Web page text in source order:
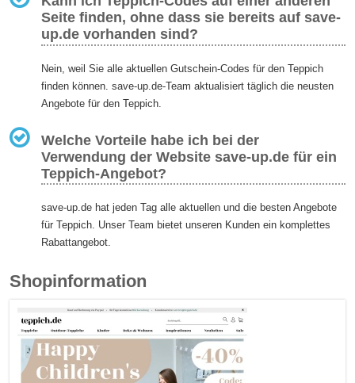
Seite finden, ohne dass sie bereits auf save-
up.de vorhanden sind?
Nein, weil Sie alle aktuellen Gutschein-Codes für den Teppich
finden können. save-up.de-Team aktualisiert täglich die neusten
Angebote für den Teppich.
Welche Vorteile habe ich bei der
Verwendung der Website save-up.de für ein
Teppich-Angebot?
save-up.de hat jeden Tag alle aktuellen und die besten Angebote
für Teppich. Unser Team bietet unseren Kunden ein komplettes
Rabattangebot.
Shopinformation